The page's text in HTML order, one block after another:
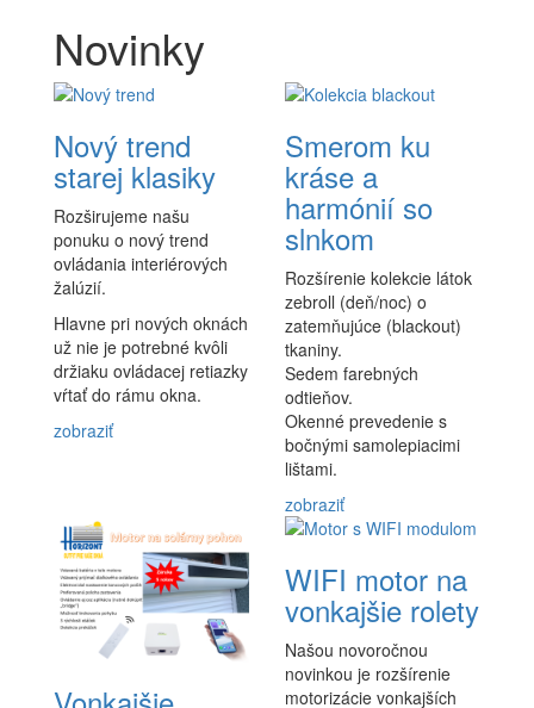
Novinky
Nový trend
starej klasiky
Rozširujeme našu
ponuku o nový trend
ovládania interiérových
žalúzií.
Hlavne pri nových oknách
už nie je potrebné kvôli
držiaku ovládacej retiazky
vŕtať do rámu okna.
zobraziť
Smerom ku
kráse a
harmónií so
slnkom
Rozšírenie kolekcie látok
zebroll (deň/noc) o
zatemňujúce (blackout)
tkaniny.
Sedem farebných
odtieňov.
Okenné prevedenie s
bočnými samolepiacimi
lištami.
zobraziť
WIFI motor na
vonkajšie rolety
Našou novoročnou
novinkou je rozšírenie
motorizácie vonkajších